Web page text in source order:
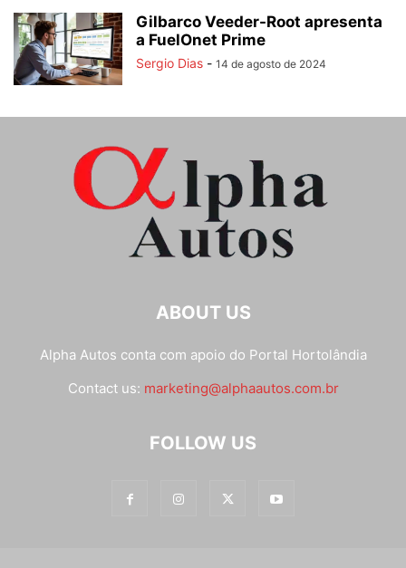
Gilbarco Veeder-Root apresenta
a FuelOnet Prime
Sergio Dias - 14 de agosto de 2024
ABOUT US
Alpha Autos conta com apoio do Portal Hortolândia
Contact us: marketing@alphaautos.com.br
FOLLOW US